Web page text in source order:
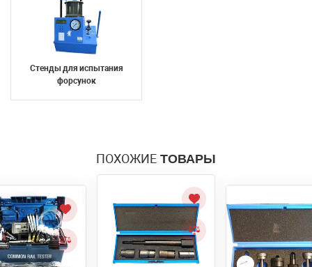
Стенды для испытания
форсунок
ПОХОЖИЕ ТОВАРЫ